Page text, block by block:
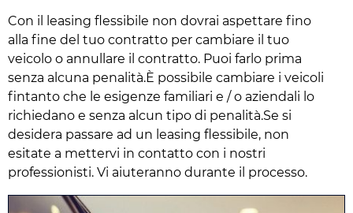
Con il leasing flessibile non dovrai aspettare fino
alla fine del tuo contratto per cambiare il tuo
veicolo o annullare il contratto. Puoi farlo prima
senza alcuna penalità.È possibile cambiare i veicoli
fintanto che le esigenze familiari e / o aziendali lo
richiedano e senza alcun tipo di penalità.Se si
desidera passare ad un leasing flessibile, non
esitate a mettervi in contatto con i nostri
professionisti. Vi aiuteranno durante il processo.